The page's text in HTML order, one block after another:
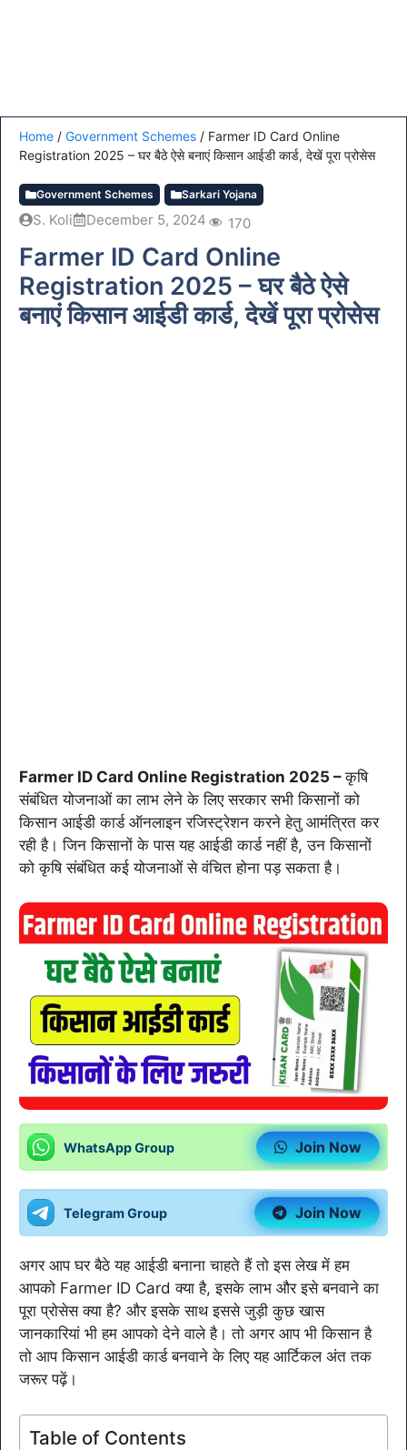
Home / Government Schemes / Farmer ID Card Online
Registration 2025 – घर बैठे ऐसे बनाएं किसान आईडी कार्ड, देखें पूरा प्रोसेस
Government Schemes Sarkari Yojana
S. Koli December 5, 2024 170
Farmer ID Card Online
Registration 2025 – घर बैठे ऐसे
बनाएं किसान आईडी कार्ड, देखें पूरा प्रोसेस
Farmer ID Card Online Registration 2025 –कृषि
संबंधित योजनाओं का लाभ लेने के लिए सरकार सभी किसानों को
किसान आईडी कार्ड ऑनलाइन रजिस्ट्रेशन करने हेतु आमंत्रित कर
रही है। जिन किसानों के पास यह आईडी कार्ड नहीं है, उन किसानों
को कृषि संबंधित कई योजनाओं से वंचित होना पड़ सकता है।
WhatsApp Group Join Now
Telegram Group Join Now
अगर आप घर बैठे यह आईडी बनाना चाहते हैं तो इस लेख में हम
आपको Farmer ID Card क्या है, इसके लाभ और इसे बनवाने का
पूरा प्रोसेस क्या है? और इसके साथ इससे जुड़ी कुछ खास
जानकारियां भी हम आपको देने वाले है। तो अगर आप भी किसान है
तो आप किसान आईडी कार्ड बनवाने के लिए यह आर्टिकल अंत तक
जरूर पढ़ें।
Table of Contents